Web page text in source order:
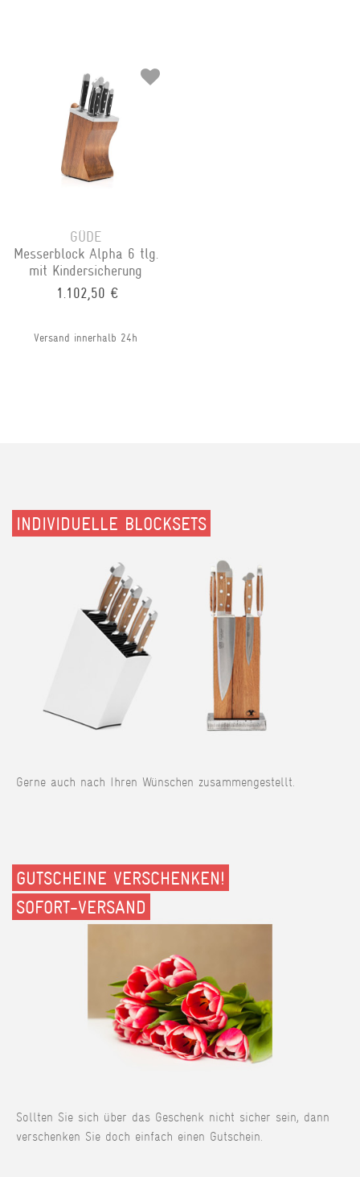
GÜDE
Messerblock Alpha 6 tlg.
mit Kindersicherung
1.102,50 €
Versand innerhalb 24h
INDIVIDUELLE BLOCKSETS
Gerne auch nach Ihren Wünschen zusammengestellt.
GUTSCHEINE VERSCHENKEN!
SOFORT-VERSAND
Sollten Sie sich über das Geschenk nicht sicher sein, dann
verschenken Sie doch einfach einen Gutschein.